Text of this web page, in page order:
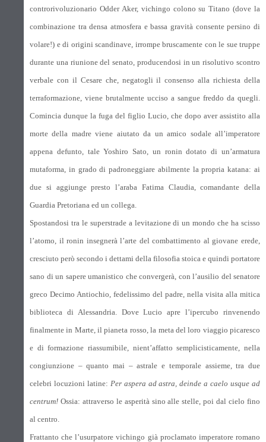
controrivoluzionario Odder Aker, vichingo colono su Titano (dove la
combinazione tra densa atmosfera e bassa gravità consente persino di
volare!) e di origini scandinave, irrompe bruscamente con le sue truppe
durante una riunione del senato, producendosi in un risolutivo scontro
verbale con il Cesare che, negatogli il consenso alla richiesta della
terraformazione, viene brutalmente ucciso a sangue freddo da quegli.
Comincia dunque la fuga del figlio Lucio, che dopo aver assistito alla
morte della madre viene aiutato da un amico sodale all’imperatore
appena defunto, tale Yoshiro Sato, un ronin dotato di un’armatura
mutaforma, in grado di padroneggiare abilmente la propria katana: ai
due si aggiunge presto l’araba Fatima Claudia, comandante della
Guardia Pretoriana ed un collega.
Spostandosi tra le superstrade a levitazione di un mondo che ha scisso
l’atomo, il ronin insegnerà l’arte del combattimento al giovane erede,
cresciuto però secondo i dettami della filosofia stoica e quindi portatore
sano di un sapere umanistico che convergerà, con l’ausilio del senatore
greco Decimo Antiochio, fedelissimo del padre, nella visita alla mitica
biblioteca di Alessandria. Dove Lucio apre l’ipercubo rinvenendo
finalmente in Marte, il pianeta rosso, la meta del loro viaggio picaresco
e di formazione riassumibile, nient’affatto semplicisticamente, nella
congiunzione – quanto mai – astrale e temporale assieme, tra due
celebri locuzioni latine: Per aspera ad astra, deinde a caelo usque ad
centrum! Ossia: attraverso le asperità sino alle stelle, poi dal cielo fino
al centro.
Frattanto che l’usurpatore vichingo già proclamato imperatore romano